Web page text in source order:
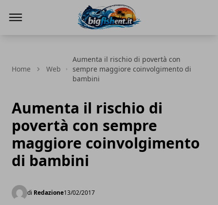
Home Web
Aumenta il rischio di povertà con
sempre maggiore coinvolgimento di
bambini
Aumenta il rischio di
povertà con sempre
maggiore coinvolgimento
di bambini
di Redazione13/02/2017